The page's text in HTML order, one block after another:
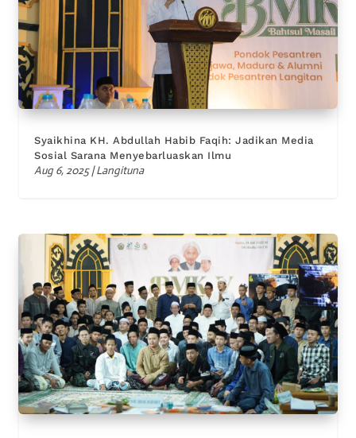
Syaikhina KH. Abdullah Habib Faqih: Jadikan Media
Sosial Sarana Menyebarluaskan Ilmu
Aug 6, 2025|Langituna